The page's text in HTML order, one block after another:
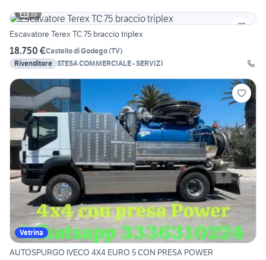
19
Escavatore Terex TC 75 braccio triplex
18.750 €Castello di Godego(TV)
Rivenditore STESA COMMERCIALE - SERVIZI
Vetrina
AUTOSPURGO IVECO 4X4 EURO 5 CON PRESA POWER